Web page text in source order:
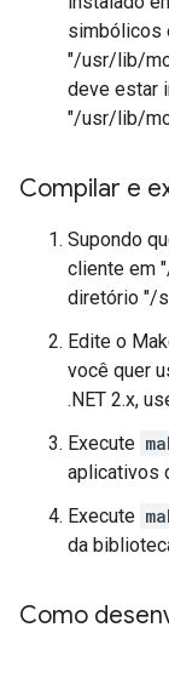
simbólicos
"/usr/lib/
deve estar
"/usr/lib/
Compilar e
Supondo
cliente em
diretório "/
Edite o
você quer
.NET 2.x,
Execute
aplicativos
Execute
da
Como